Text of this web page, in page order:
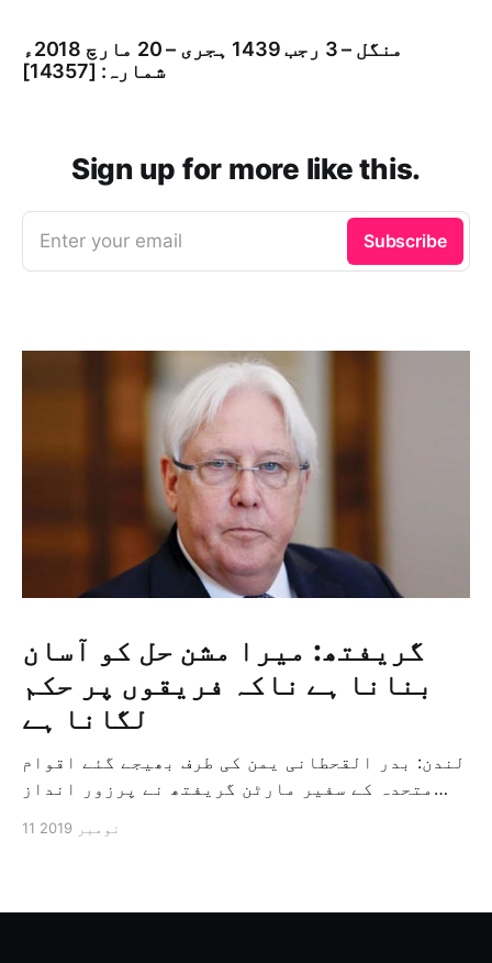
منگل – 3 رجب 1439 ہجری – 20 مارچ 2018ء
شمارہ: [14357]
Sign up for more like this.
Enter your email Subscribe
گریفتھ: میرا مشن حل کو آسان
بنانا ہے ناکہ فریقوں پر حکم
لگانا ہے
لندن: بدر القحطانی یمن کی طرف بھیجے گئے اقوام
متحدہ کے سفیر مارٹن گریفتھ نے پرزور انداز
ثالثی اور اس کشمکش کی حدبندی کرنے کے لئے ایک
11 نومبر 2019